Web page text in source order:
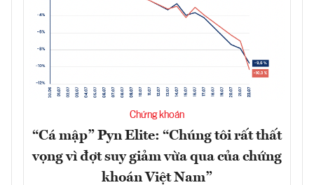
Chứng khoán
“Cá mập” Pyn Elite: “Chúng tôi rất thất
vọng vì đợt suy giảm vừa qua của chứng
khoán Việt Nam”